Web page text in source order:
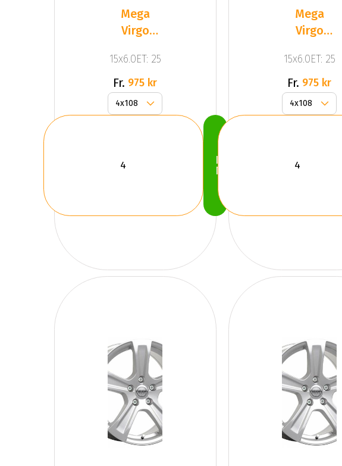
Mega
Virgo
15x6.0ET: 25
Fr. 975 kr
Köp
Nu
Mega
Virgo
15x6.0ET: 25
Fr. 975 kr